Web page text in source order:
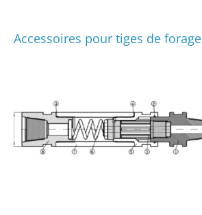
Accessoires pour tiges de forage